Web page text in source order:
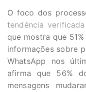
O foco dos
tendência
que mostra que
informações sobre
WhatsApp nos
afirma que 56%
mensagens